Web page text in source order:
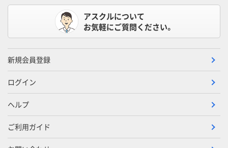
アスクルについて
お気軽にご質問ください。
新規会員登録
ログイン
ヘルプ
ご利用ガイド